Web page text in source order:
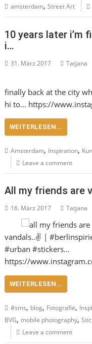
amsterdam,Street Art
10 years later i’m
i…
31. März 2017 Tatjana
finally back at the city
hi to… https://
WEITERLESEN...
Amsterdam, Inspiration,
Leave a comment
All my friends are
16. März 2017 Tatjana
vandals..✌️ |
#urban #stickers…
https://
WEITERLESEN...
#sms, blog, Fotografie,
BVG, mobile photography,
Leave a comment